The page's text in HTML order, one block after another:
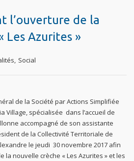
l’ouverture de la
Les Azurites »
, Social
de la Société par Actions Simplifiée
Village, spécialisée dans l’accueil de
accompagné de son assistante
de la Collectivité Territoriale de
le jeudi 30 novembre 2017 afin
la nouvelle crèche « Les Azurites » et les